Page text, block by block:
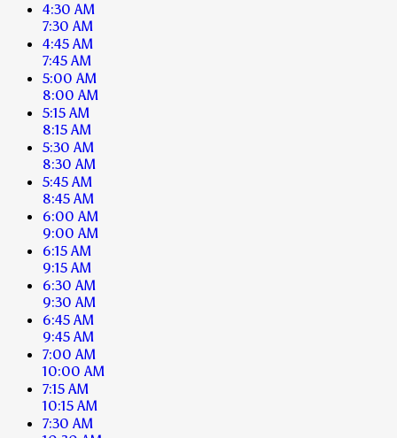
4:30 AM
7:30 AM
4:45 AM
7:45 AM
5:00 AM
8:00 AM
5:15 AM
8:15 AM
5:30 AM
8:30 AM
5:45 AM
8:45 AM
6:00 AM
9:00 AM
6:15 AM
9:15 AM
6:30 AM
9:30 AM
6:45 AM
9:45 AM
7:00 AM
10:00 AM
7:15 AM
10:15 AM
7:30 AM